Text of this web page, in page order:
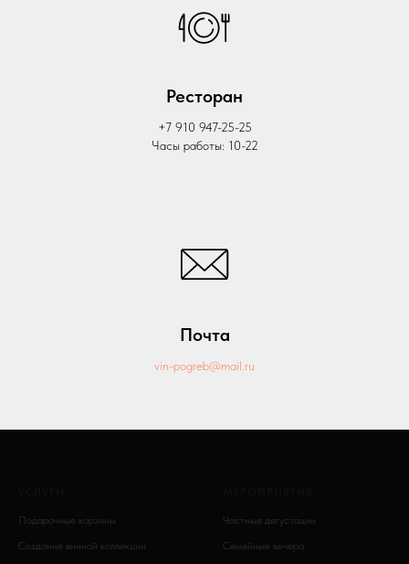
Ресторан
+7 910 947-25-25
Часы работы: 10-22
Почта
vin-pogreb@mail.ru
Подарочные корзины
Создание винной коллекции
Частные дегустации
Семейные вечера